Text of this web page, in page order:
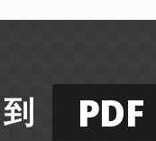
到 PDF